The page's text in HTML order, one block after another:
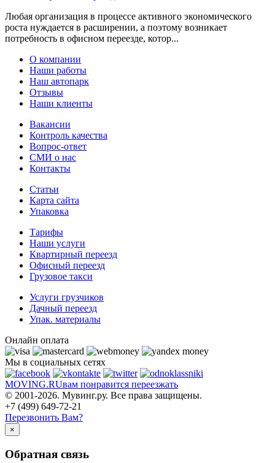
Любая организация в процессе активного экономического
роста нуждается в расширении, а поэтому возникает
потребность в офисном переезде, котор...
О компании
Наши работы
Наш автопарк
Отзывы
Наши клиенты
Вакансии
Контроль качества
Вопрос-ответ
СМИ о нас
Контакты
Статьи
Карта сайта
Упаковка
Тарифы
Наши услуги
Квартирный переезд
Офисный переезд
Грузовое такси
Услуги грузчиков
Дачный переезд
Упак. материалы
Онлайн оплата
Мы в социальных сетях
MOVING.RUвам понравится переезжать
© 2001-2026. Мувинг.ру. Все права защищены.
+7 (499) 649-72-21
Перезвонить Вам?
×
Обратная связь